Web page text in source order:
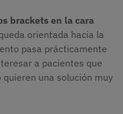
brackets en la cara
orientada hacia la
pasa prácticamente
a pacientes que
una solución muy